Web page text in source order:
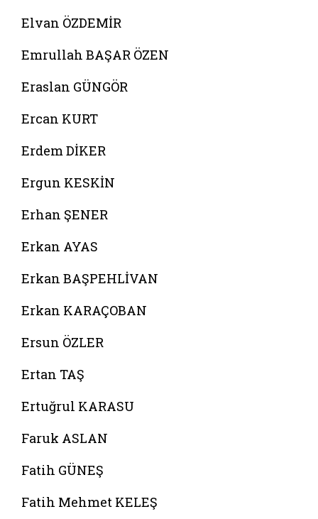
Elvan ÖZDEMİR
Emrullah BAŞAR ÖZEN
Eraslan GÜNGÖR
Ercan KURT
Erdem DİKER
Ergun KESKİN
Erhan ŞENER
Erkan AYAS
Erkan BAŞPEHLİVAN
Erkan KARAÇOBAN
Ersun ÖZLER
Ertan TAŞ
Ertuğrul KARASU
Faruk ASLAN
Fatih GÜNEŞ
Fatih Mehmet KELEŞ